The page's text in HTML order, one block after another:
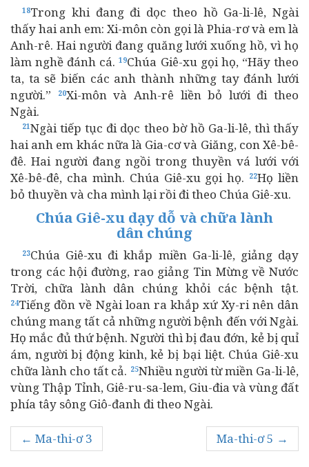
18Trong khi đang đi dọc theo hồ Ga-li-lê, Ngài
thấy hai anh em: Xi-môn còn gọi là Phia-rơ và em là
Anh-rê. Hai người đang quăng lưới xuống hồ, vì họ
làm nghề đánh cá. 19Chúa Giê-xu gọi họ, “Hãy theo
ta, ta sẽ biến các anh thành những tay đánh lưới
người.”
20Xi-môn và Anh-rê liền bỏ lưới đi theo
Ngài.
21Ngài tiếp tục đi dọc theo bờ hồ Ga-li-lê, thì thấy
hai anh em khác nữa là Gia-cơ và Giăng, con Xê-bê-
đê. Hai người đang ngồi trong thuyền vá lưới với
Xê-bê-đê, cha mình. Chúa Giê-xu gọi họ.
22Họ liền
bỏ thuyền và cha mình lại rồi đi theo Chúa Giê-xu.
Chúa Giê-xu dạy dỗ và chữa lành
dân chúng
23Chúa Giê-xu đi khắp miền Ga-li-lê, giảng dạy
trong các hội đường, rao giảng Tin Mừng về Nước
Trời, chữa lành dân chúng khỏi các bệnh tật.
24Tiếng đồn về Ngài loan ra khắp xứ Xy-ri nên dân
chúng mang tất cả những người bệnh đến với Ngài.
Họ mắc đủ thứ bệnh. Người thì bị đau đớn, kẻ bị quỉ
ám, người bị động kinh, kẻ bị bại liệt. Chúa Giê-xu
chữa lành cho tất cả. 25Nhiều người từ miền Ga-li-lê,
vùng Thập Tỉnh, Giê-ru-sa-lem, Giu-đia và vùng đất
phía tây sông Giô-đanh đi theo Ngài.
← Ma-thi-ơ 3 Ma-thi-ơ 5 →